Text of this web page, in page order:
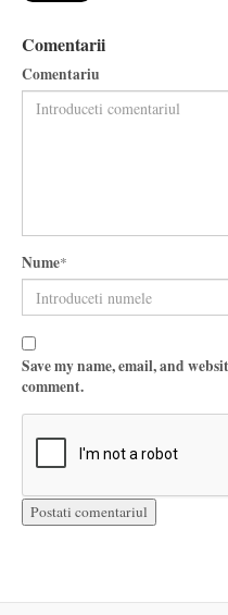
Comentarii
Comentariu
Nume*
Save my name, email, and
comment.